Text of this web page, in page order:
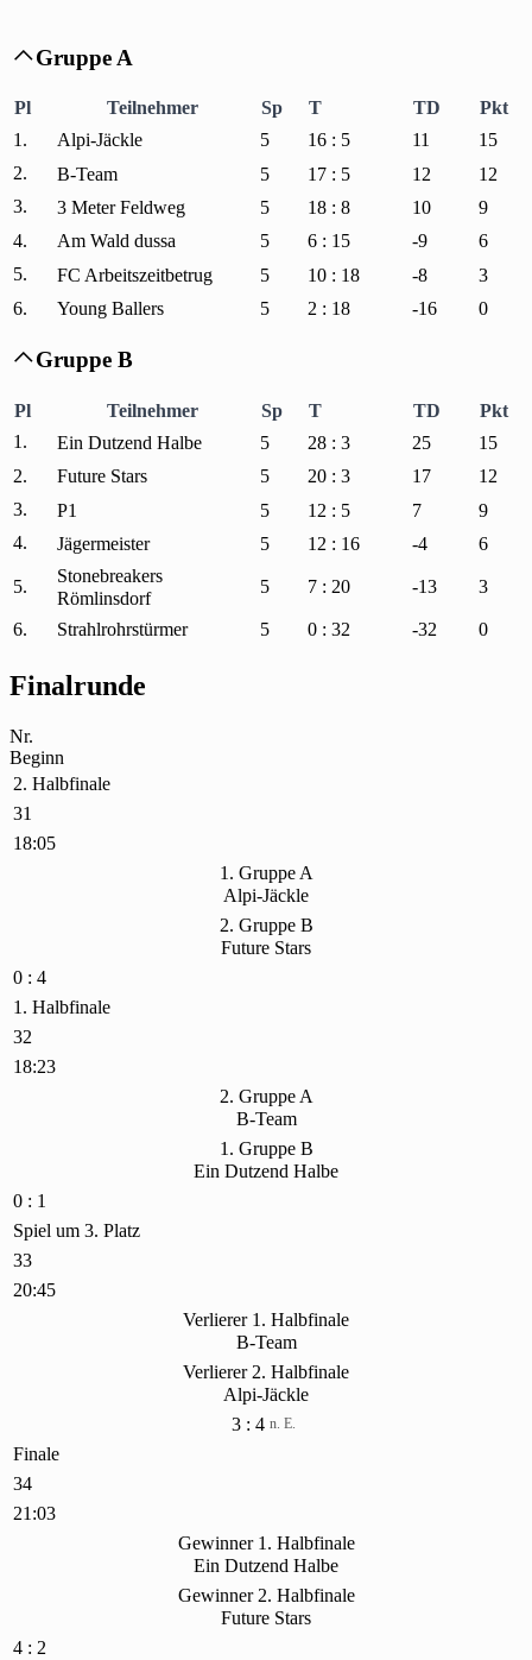
 Gruppe A
Pl Teilnehmer Sp T TD
Pkt
1.
Alpi-Jäckle 5 16 : 5 11
15
2.
B-Team 5 17 : 5 12
12
3.
3 Meter Feldweg 5 18 : 8 10
9
4.
Am Wald dussa 5 6 : 15 -9
6
5.
FC Arbeitszeitbetrug 5 10 : 18 -8
3
6.
Young Ballers 5 2 : 18 -16 0
 Gruppe B
Pl Teilnehmer Sp T TD
Pkt
1.
Ein Dutzend Halbe 5 28 : 3 25
15
2.
Future Stars 5 20 : 3 17
12
3.
P1 5 12 : 5 7
9
4.
Jägermeister 5 12 : 16 -4 6
5.
Stonebreakers
Römlinsdorf
5 7 : 20 -13 3
6. Strahlrohrstürmer 5 0 : 32 -32 0
Finalrunde
Nr.
Beginn
2. Halbfinale
31
18:05
1. Gruppe A
Alpi-Jäckle
2. Gruppe B
Future Stars
0 : 4
1. Halbfinale
32
18:23
2. Gruppe A
B-Team
1. Gruppe B
Ein Dutzend Halbe
0 : 1
Spiel um 3. Platz
33
20:45
Verlierer 1. Halbfinale
B-Team
Verlierer 2. Halbfinale
Alpi-Jäckle
3 : 4 n. E.
Finale
34
21:03
Gewinner 1. Halbfinale
Ein Dutzend Halbe
Gewinner 2. Halbfinale
Future Stars
4 : 2